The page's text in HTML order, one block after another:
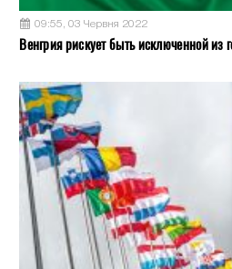
09:55, 03 Червня 2022
Венгрия рискует быть исключенной из